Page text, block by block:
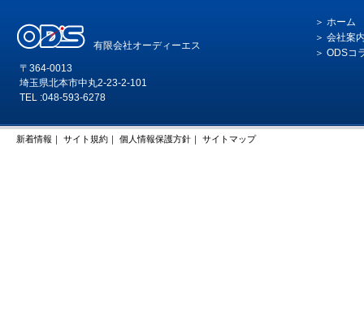
有限会社オーディーエス
〒364-0013
埼玉県北本市中丸2-23-2-101
TEL :048-593-6278
ホーム
会社案
ODSコ
新着情報 ｜ サイト規約 ｜ 個人情報保護方針 ｜ サイトマップ